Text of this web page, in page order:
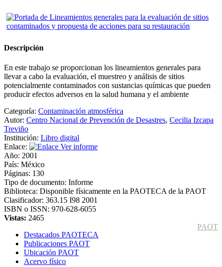
Descripción
En este trabajo se proporcionan los lineamientos generales para
llevar a cabo la evaluación, el muestreo y análisis de sitios
potencialmente contaminados con sustancias químicas que pueden
producir efectos adversos en la salud humana y el ambiente
Categoría: Contaminación atmosférica
Autor: Centro Nacional de Prevención de Desastres, Cecilia Izcapa
Treviño
Institución: Libro digital
Enlace:
Ver informe
Año: 2001
País: México
Páginas: 130
Tipo de documento: Informe
Biblioteca: Disponible físicamente en la PAOTECA de la PAOT
Clasificador: 363.15 I98 2001
ISBN o ISSN: 970-628-6055
Vistas: 2465
PAOT
Destacados PAOTECA
Publicaciones PAOT
Ubicación PAOT
Acervo físico